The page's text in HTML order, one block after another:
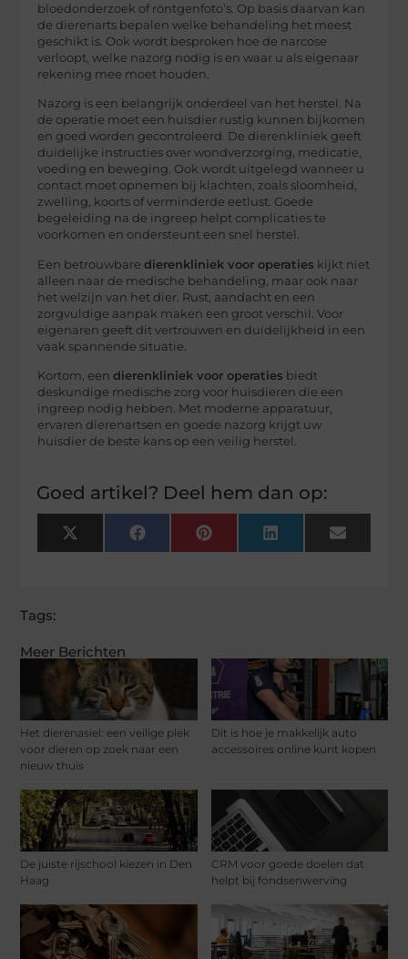
Meer Berichten
Het dierenasiel: een veilige plek
voor dieren op zoek naar een
nieuw thuis
Dit is hoe je makkelijk auto
accessoires online kunt kopen
De juiste rijschool kiezen in Den
Haag
CRM voor goede doelen dat
helpt bij fondsenwerving
bloedonderzoek of röntgenfoto’s. Op basis daarvan kan
de dierenarts bepalen welke behandeling het meest
geschikt is. Ook wordt besproken hoe de narcose
verloopt, welke nazorg nodig is en waar u als eigenaar
rekening mee moet houden.
Nazorg is een belangrijk onderdeel van het herstel. Na
de operatie moet een huisdier rustig kunnen bijkomen
en goed worden gecontroleerd. De dierenkliniek geeft
duidelijke instructies over wondverzorging, medicatie,
voeding en beweging. Ook wordt uitgelegd wanneer u
contact moet opnemen bij klachten, zoals sloomheid,
zwelling, koorts of verminderde eetlust. Goede
begeleiding na de ingreep helpt complicaties te
voorkomen en ondersteunt een snel herstel.
Een betrouwbaredierenkliniek voor operaties kijkt niet
alleen naar de medische behandeling, maar ook naar
het welzijn van het dier. Rust, aandacht en een
zorgvuldige aanpak maken een groot verschil. Voor
eigenaren geeft dit vertrouwen en duidelijkheid in een
vaak spannende situatie.
Kortom, eendierenkliniek voor operaties biedt
deskundige medische zorg voor huisdieren die een
ingreep nodig hebben. Met moderne apparatuur,
ervaren dierenartsen en goede nazorg krijgt uw
huisdier de beste kans op een veilig herstel.
Goed artikel? Deel hem dan op:
X
(Twitter)
FacebookPinterest LinkedIn Email
Tags: